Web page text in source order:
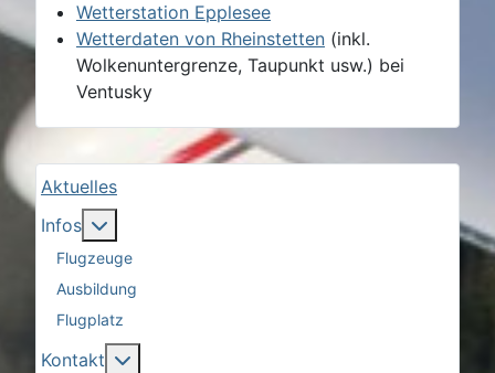
Aktuelles
Infos
Flugzeuge
Ausbildung
Flugplatz
Kontakt
Wetterstation Epplesee
Wetterdaten von Rheinstetten (inkl.
Wolkenuntergrenze, Taupunkt usw.) bei
Ventusky